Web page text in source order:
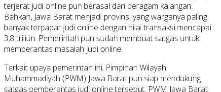
terjerat judi online pun berasal dari beragam kalangan.
Bahkan, Jawa Barat menjadi provinsi yang warganya paling
banyak terpapar judi online dengan nilai transaksi mencapai
3,8 triliun. Pemerintah pun sudah membuat satgas untuk
memberantas masalah judi online.
Terkait upaya pemerintah ini, Pimpinan Wilayah
Muhammadiyah (PWM) Jawa Barat pun siap mendukung
satgas pemberantas judi online tersebut. PWM Jawa Barat